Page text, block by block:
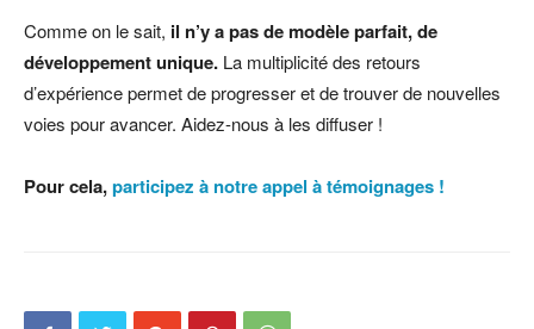
Comme on le sait, il n’y a pas de modèle parfait, de
développement unique. La multiplicité des retours
d’expérience permet de progresser et de trouver de nouvelles
voies pour avancer. Aidez-nous à les diffuser !
Pour cela,participez à notre appel à témoignages !